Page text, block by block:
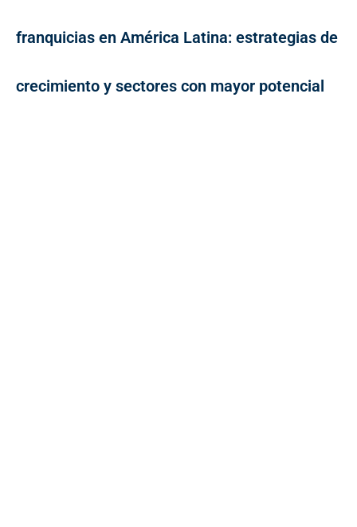
franquicias en América Latina: estrategias de
crecimiento y sectores con mayor potencial